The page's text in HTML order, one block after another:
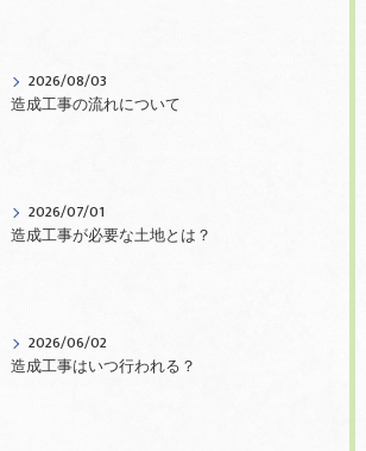
2026/08/03
造成工事の流れについて
2026/07/01
造成工事が必要な土地とは？
2026/06/02
造成工事はいつ行われる？